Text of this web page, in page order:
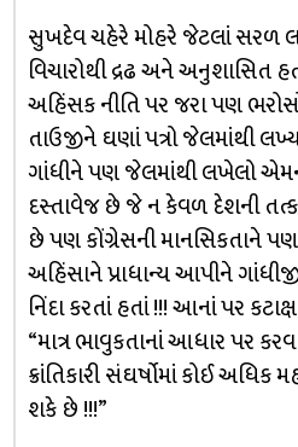
સુખદેવ ચહેરે મોહરે જેટલાં સરળ
વિચારોથી દ્રઢ અને અનુશાસિત
અહિંસક નીતિ પર જરા પણ
તાઉજીને ઘણાં પત્રો જેલમાંથી
ગાંધીને પણ જેલમાંથી લખેલો
દસ્તાવેજ છે જે ન કેવળ દેશની
છે પણ કોંગ્રેસની માનસિકતાને
અહિંસાને પ્રાધાન્ય આપીને ગાંધીજી
નિંદા કરતાં હતાં !!! આનાં પર
“માત્ર ભાવુકતાનાં આધાર પર
ક્રાંતિકારી સંઘર્ષોમાં કોઈ
શકે છે !!!”